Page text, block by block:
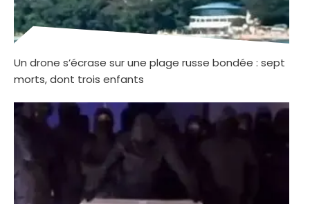
Un drone s’écrase sur une plage russe bondée : sept
morts, dont trois enfants